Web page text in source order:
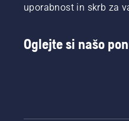
uporabnost in skrb za
Oglejte si našo